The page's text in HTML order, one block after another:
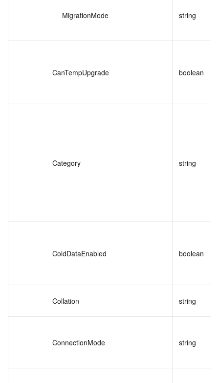
MigrationMode string
CanTempUpgrade boolean
Category string
ColdDataEnabled boolean
Collation string
ConnectionMode string